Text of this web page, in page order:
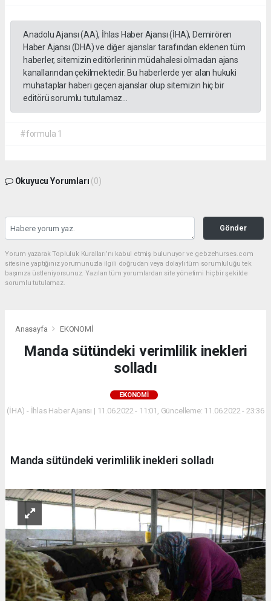
Anadolu Ajansı (AA), İhlas Haber Ajansı (İHA), Demirören
Haber Ajansı (DHA) ve diğer ajanslar tarafından eklenen tüm
haberler, sitemizin editörlerinin müdahalesi olmadan ajans
kanallarından çekilmektedir. Bu haberlerde yer alan hukuki
muhataplar haberi geçen ajanslar olup sitemizin hiç bir
editörü sorumlu tutulamaz...
#formula 1
Okuyucu Yorumları (0)
Gönder
Yorum yazarak Topluluk Kuralları’nı kabul etmiş bulunuyor ve gebzehurses.com
sitesine yaptığınız yorumunuzla ilgili doğrudan veya dolaylı tüm sorumluluğu tek
başınıza üstleniyorsunuz. Yazılan tüm yorumlardan site yönetimi hiçbir şekilde
sorumlu tutulamaz.
Anasayfa EKONOMİ
Manda sütündeki verimlilik inekleri
solladı
EKONOMİ
(İHA) - İhlas Haber Ajansı | 11.06.2022 - 11:01, Güncelleme: 11.06.2022 - 23:36
Manda sütündeki verimlilik inekleri solladı